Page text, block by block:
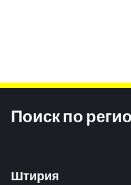
Поиск по
Штирия